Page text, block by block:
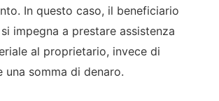
In questo caso, il beneficiario
impegna a prestare assistenza
al proprietario, invece di
una somma di denaro.